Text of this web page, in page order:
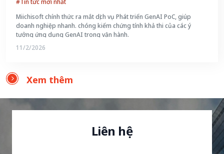
Miichisoft chính thức ra mắt dịch vụ Phát triển GenAI PoC, giúp
doanh nghiệp nhanh. chóng kiểm chứng tính khả thi của các ý
tưởng ứng dụng GenAI trong vận hành.
11/2/2026
Xem thêm
Liên hệ